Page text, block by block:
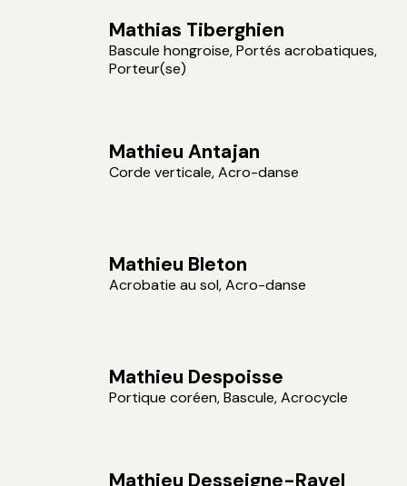
Mathias Tiberghien
Bascule hongroise, Portés acrobatiques,
Porteur(se)
Mathieu Antajan
Corde verticale, Acro-danse
Mathieu Bleton
Acrobatie au sol, Acro-danse
Mathieu Despoisse
Portique coréen, Bascule, Acrocycle
Mathieu Desseigne-Ravel